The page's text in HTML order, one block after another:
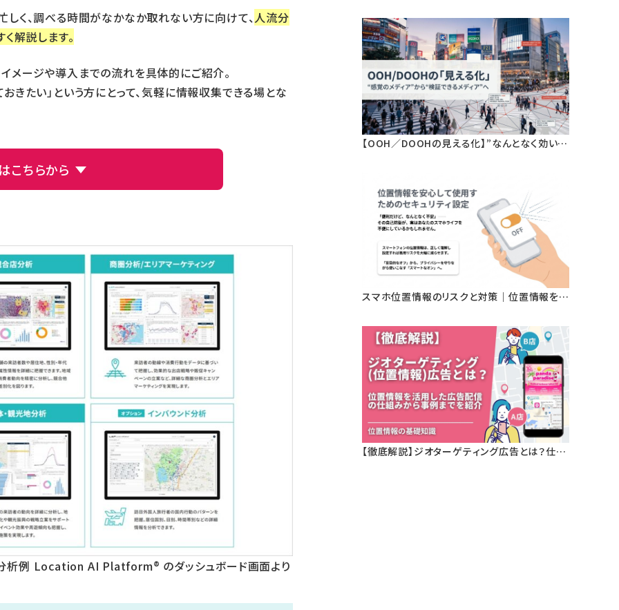
く、調べる時間がなかなか取れない方に向けて、人流分
解説します。
メージや導入までの流れを具体的にご紹介。
きたい」という方にとって、気軽に情報収集できる場とな
こちらから
析例 Location AI Platform® のダッシュボード画面より
ータ活用による「ウォーカブルなまちづくり」の
定量検証
【OOH／DOOHの見える化】”なんとなく効いて
スマホ位置情報のリスクと対策｜位置情報を安
【徹底解説】ジオターゲティング広告とは？仕組